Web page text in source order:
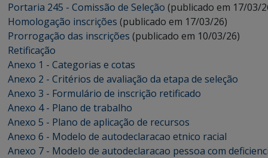
Portaria 245 - Comissão de Seleção (publicado em 17/03/
Homologação inscrições (publicado em 17/03/26)
Prorrogação das inscrições (publicado em 10/03/26)
Retificação
Anexo 1 - Categorias e cotas
Anexo 2 - Critérios de avaliação da etapa de seleção
Anexo 3 - Formulário de inscrição retificado
Anexo 4 - Plano de trabalho
Anexo 5 - Plano de aplicação de recursos
Anexo 6 - Modelo de autodeclaracao etnico racial
Anexo 7 - Modelo de autodeclaracao pessoa com